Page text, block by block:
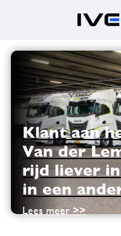
Klant aan
Van der
rijd liever in
in een
Lees meer >>